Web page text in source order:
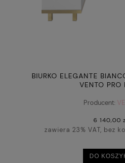
BIURKO ELEGANTE
VENTO PRO
Producent:
6 140,00
zawiera 23% VAT, bez
DO